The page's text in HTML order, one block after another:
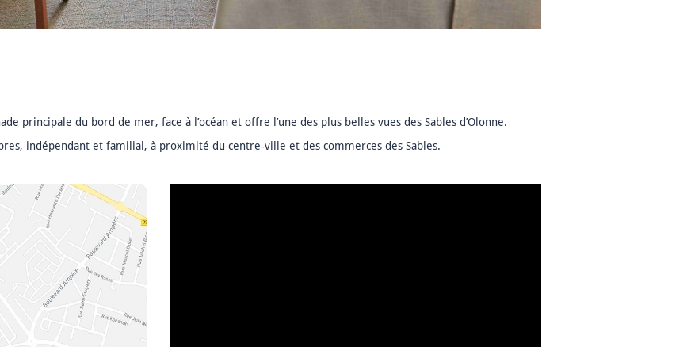
principale du bord de mer, face à l’océan et offre l’une des plus belles vues des Sables d’Olonne.
indépendant et familial, à proximité du centre-ville et des commerces des Sables.